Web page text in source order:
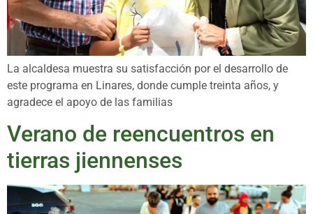
La alcaldesa muestra su satisfacción por el desarrollo de
este programa en Linares, donde cumple treinta años, y
agradece el apoyo de las familias
Verano de reencuentros en
tierras jiennenses